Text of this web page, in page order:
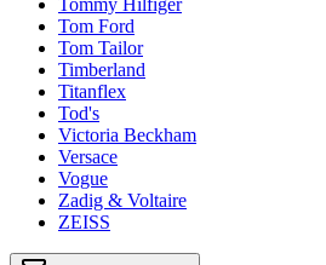
Tommy Hilfiger
Tom Ford
Tom Tailor
Timberland
Titanflex
Tod's
Victoria Beckham
Versace
Vogue
Zadig & Voltaire
ZEISS